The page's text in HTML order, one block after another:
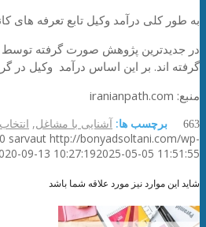
به طور کلی درآمد وکیل تابع تعرفه
در جدیدترین پژوهش صورت گرفته
گرفته اند. بر این اساس درآمد وکیل
منبع: iranianpath.com
663 برچسب ها: آشنایی با مشاغل,
sarvaut http://bonyadsoltani.com/wp-
09-13 10:27:192025-05-05 11:51:55
شاید این موارد نیز مورد علاقه شما باشد